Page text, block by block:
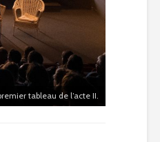
tableau de l’acte II.